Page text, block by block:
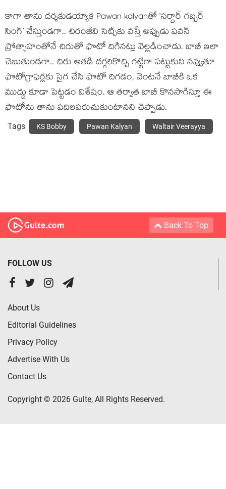
కాగా తాను దర్శకుడయ్యాక Pawan kalyanతో ‘సర్దార్ గబ్బర్
సింగ్’ చేస్తుండగా.. చిరంజీవి సెట్స్‌కు వస్తే అప్పుడు పవన్
ప్రోత్సాహంతోనే చిరుతో ఫొటో దిగినట్లు వెల్లడించాడు. బాబీ ఇలా
చెబుతుండగా.. చిరు అతడి దగ్గరికొచ్చి గట్టిగా పట్టుకుని నవ్వుతూ
ఫొటోగ్రాఫర్లకు సైగ చేసి ఫొటో దిగడం, వెంటనే బాబీకి ఒక
ముద్దు కూడా పెట్టడం విశేషం. ఆ తర్వాత బాబీ కొనసాగిస్తూ ఈ
ఫొటోను తాను పదిలపరుచుకుంటానని చెప్పాడు.
Tags KS Bobby Pawan Kalyan Waltair Veerayya
Back To Top
FOLLOW US
About Us
Editorial Guidelines
Privacy Policy
Advertise With Us
Contact Us
Copyright © 2026 Gulte, All Rights Reserved.